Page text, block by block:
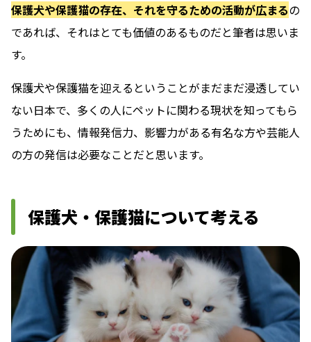
保護犬や保護猫の存在、それを守るための活動が広まるの
であれば、それはとても価値のあるものだと筆者は思いま
す。
保護犬や保護猫を迎えるということがまだまだ浸透してい
ない日本で、多くの人にペットに関わる現状を知ってもら
うためにも、情報発信力、影響力がある有名な方や芸能人
の方の発信は必要なことだと思います。
保護犬・保護猫について考える